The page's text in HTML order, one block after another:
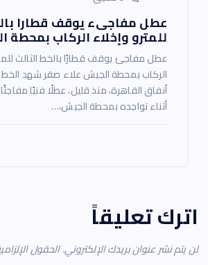
عطل مفاجىء يوقف قطارا
للمترو وإخلاء الركاب بمحطة
عطل مفاجئ يوقف قطارًا بالخط الثالث
الركاب بمحطة الجيش علاء صقر شهد الخط
أنفاق القاهرة، منذ قليل، عطلًا فنيًا
أثناء تواجده بمحطة الجيش،…
اترك تعليقاً
لن يتم نشر عنوان بريدك الإلكتروني.الحقول